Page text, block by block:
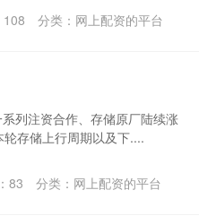
108 分类： 网上配资的平台
列注资合作、存储原厂陆续涨
存储上行周期以及下....
83 分类： 网上配资的平台